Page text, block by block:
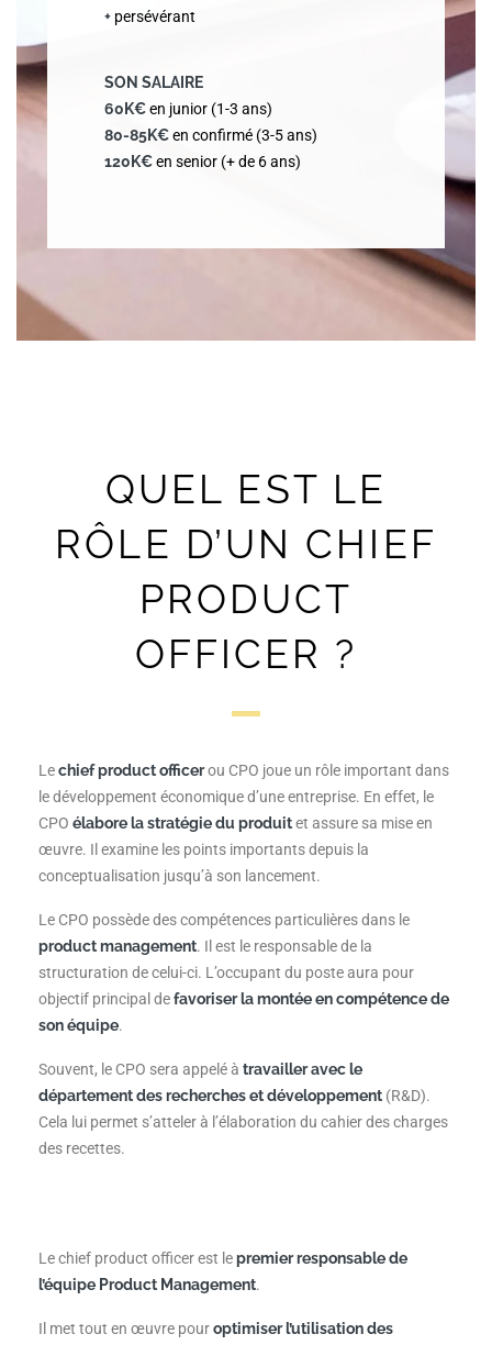
+ persévérant
SON SALAIRE
60K€en junior (1-3 ans)
80-85K€en confirmé (3-5 ans)
120K€en senior (+ de 6 ans)
QUEL EST LE
RÔLE D’UN CHIEF
PRODUCT
OFFICER ?
Lechief product officerou CPO joue un rôle important dans
le développement économique d’une entreprise. En effet, le
CPO élabore la stratégie du produitet assure sa mise en
œuvre. Il examine les points importants depuis la
conceptualisation jusqu’à son lancement.
Le CPO possède des compétences particulières dans le
product management. Il est le responsable de la
structuration de celui-ci. L’occupant du poste aura pour
objectif principal defavoriser la montée en compétence de
son équipe.
Souvent, le CPO sera appelé à travailler avec le
département des recherches et développement (R&D).
Cela lui permet s’atteler à l’élaboration du cahier des charges
des recettes.
Le chief product officer est lepremier responsable de
l’équipe Product Management.
Il met tout en œuvre pouroptimiser l’utilisation des